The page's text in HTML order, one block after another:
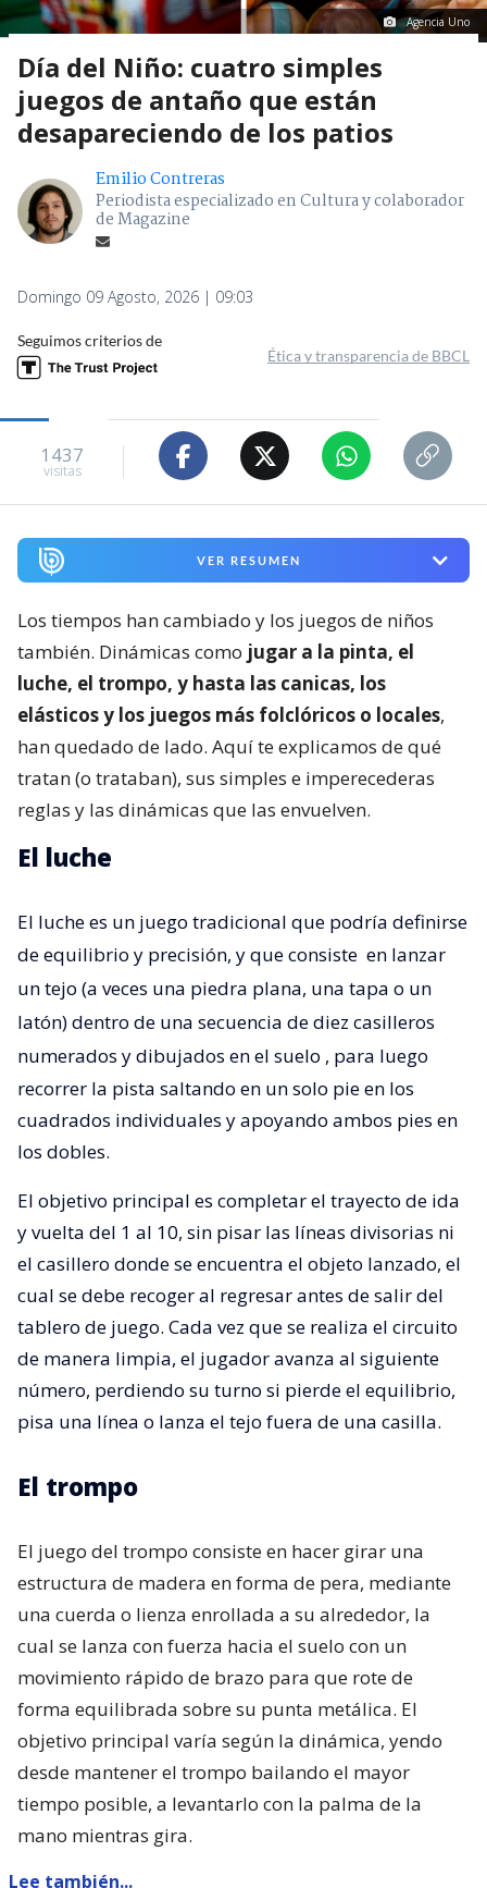
Agencia Uno
Día del Niño: cuatro simples
juegos de antaño que están
desapareciendo de los patios
Emilio Contreras
Periodista especializado en Cultura y colaborador
de Magazine
Domingo 09 Agosto, 2026 | 09:03
Seguimos criterios de
Ética y transparencia de BBCL
1437
visitas
VER RESUMEN
Los tiempos han cambiado y los juegos de niños
también. Dinámicas como jugar a la pinta, el
luche, el trompo, y hasta las canicas, los
elásticos y los juegos más folclóricos o locales,
han quedado de lado. Aquí te explicamos de qué
tratan (o trataban), sus simples e imperecederas
reglas y las dinámicas que las envuelven.
El luche
El luche es un juego tradicional que podría definirse
de equilibrio y precisión, y que consiste en lanzar
un tejo (a veces una piedra plana, una tapa o un
latón) dentro de una secuencia de diez casilleros
numerados y dibujados en el suelo , para luego
recorrer la pista saltando en un solo pie en los
cuadrados individuales y apoyando ambos pies en
los dobles.
El objetivo principal es completar el trayecto de ida
y vuelta del 1 al 10, sin pisar las líneas divisorias ni
el casillero donde se encuentra el objeto lanzado, el
cual se debe recoger al regresar antes de salir del
tablero de juego. Cada vez que se realiza el circuito
de manera limpia, el jugador avanza al siguiente
número, perdiendo su turno si pierde el equilibrio,
pisa una línea o lanza el tejo fuera de una casilla.
El trompo
El juego del trompo consiste en hacer girar una
estructura de madera en forma de pera, mediante
una cuerda o lienza enrollada a su alrededor, la
cual se lanza con fuerza hacia el suelo con un
movimiento rápido de brazo para que rote de
forma equilibrada sobre su punta metálica. El
objetivo principal varía según la dinámica, yendo
desde mantener el trompo bailando el mayor
tiempo posible, a levantarlo con la palma de la
mano mientras gira.
Lee también...